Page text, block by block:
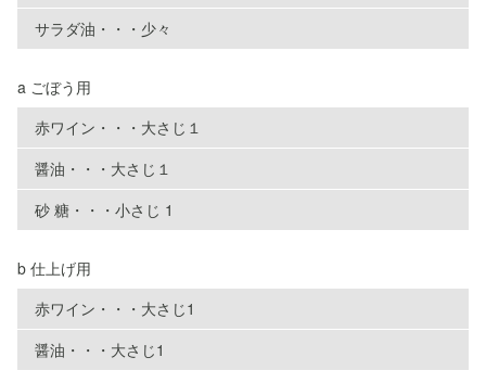
サラダ油・・・少々
a ごぼう用
赤ワイン・・・大さじ１
醤油・・・大さじ１
砂 糖・・・小さじ 1
b 仕上げ用
赤ワイン・・・大さじ1
醤油・・・大さじ1